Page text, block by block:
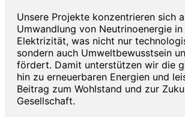
Unsere Projekte konzentrieren sich
Umwandlung von Neutrinoenergie
Elektrizität, was nicht nur
sondern auch Umweltbewusstsein
fördert. Damit unterstützen wir die
hin zu erneuerbaren Energien und
Beitrag zum Wohlstand und zur
Gesellschaft.